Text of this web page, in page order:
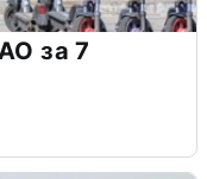
за 7